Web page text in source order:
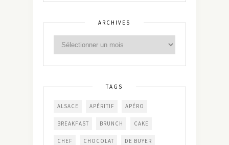
ARCHIVES
TAGS
ALSACE APÉRITIF APÉRO
BREAKFAST BRUNCH CAKE
CHEF CHOCOLAT DE BUYER